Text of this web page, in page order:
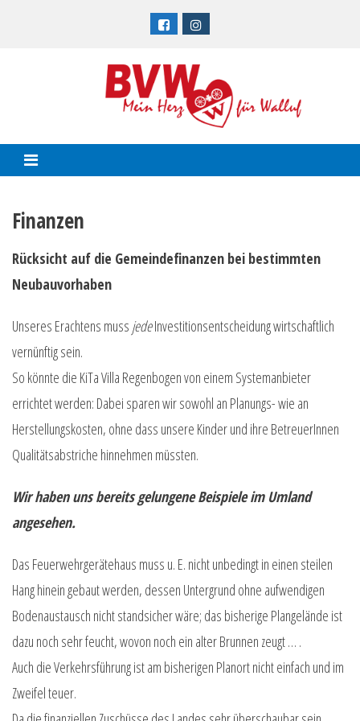
Finanzen
Rücksicht auf die Gemeindefinanzen bei bestimmten
Neubauvorhaben
Unseres Erachtens muss jedeInvestitionsentscheidung wirtschaftlich
vernünftig sein.
So könnte die KiTa Villa Regenbogen von einem Systemanbieter
errichtet werden: Dabei sparen wir sowohl an Planungs- wie an
Herstellungskosten, ohne dass unsere Kinder und ihre BetreuerInnen
Qualitätsabstriche hinnehmen müssten.
Wir haben uns bereits gelungene Beispiele im Umland
angesehen.
Das Feuerwehrgerätehaus muss u. E. nicht unbedingt in einen steilen
Hang hinein gebaut werden, dessen Untergrund ohne aufwendigen
Bodenaustausch nicht standsicher wäre; das bisherige Plangelände ist
dazu noch sehr feucht, wovon noch ein alter Brunnen zeugt … .
Auch die Verkehrsführung ist am bisherigen Planort nicht einfach und im
Zweifel teuer.